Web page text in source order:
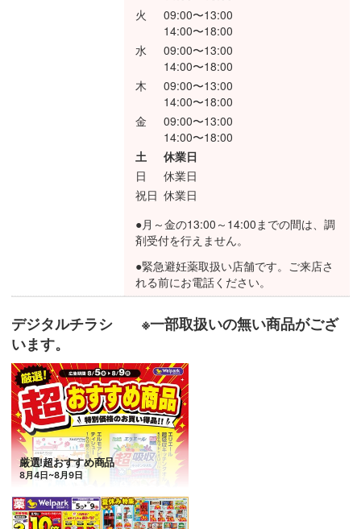
火
09:00〜13:00
14:00〜18:00
水
09:00〜13:00
14:00〜18:00
木
09:00〜13:00
14:00〜18:00
金
09:00〜13:00
14:00〜18:00
土
休業日
日
休業日
祝日 休業日
●月～金の13:00～14:00までの間は、調
剤受付を行えません。
●緊急避妊薬取扱い店舗です。ご来店さ
れる前にお電話ください。
デジタルチラシ ※一部取扱いの無い商品がござ
います。